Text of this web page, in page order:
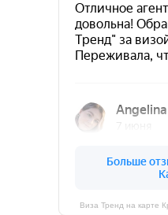
Виза Тренд на карте